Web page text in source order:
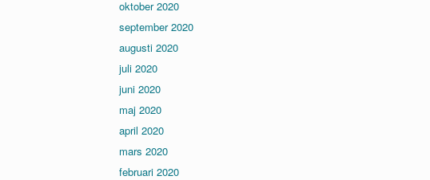
oktober 2020
september 2020
augusti 2020
juli 2020
juni 2020
maj 2020
april 2020
mars 2020
februari 2020